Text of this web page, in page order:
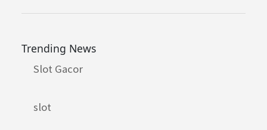
Trending News
Slot Gacor
slot